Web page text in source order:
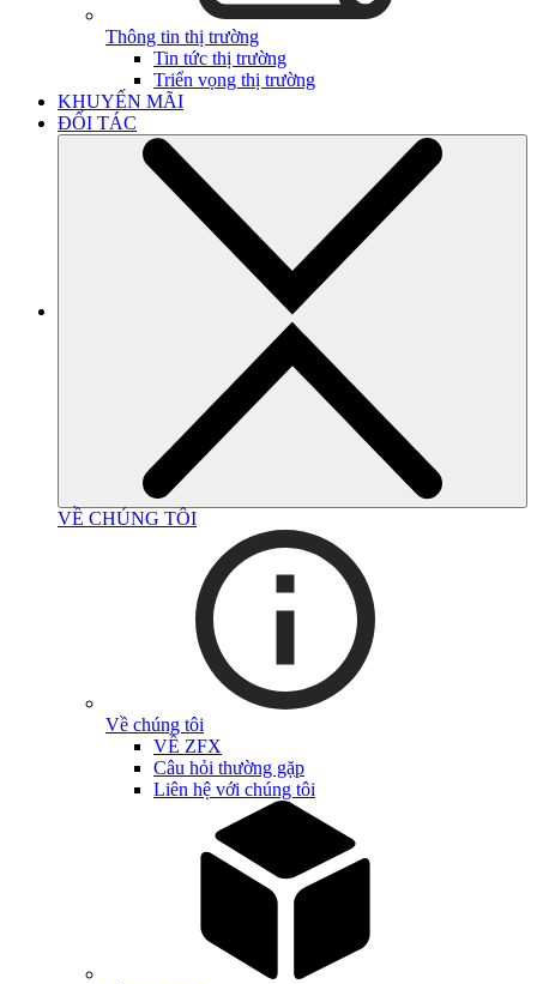
Thông tin thị trường
Tin tức thị trường
Triển vọng thị trường
KHUYẾN MÃI
ĐỐI TÁC
VỀ CHÚNG TÔI
Về chúng tôi
VỀ ZFX
Câu hỏi thường gặp
Liên hệ với chúng tôi